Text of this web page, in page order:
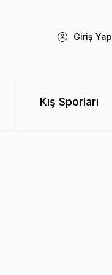
Giriş Yap
Kış Sporları